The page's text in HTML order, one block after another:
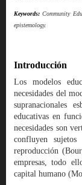
Keywords:Community
epistemology.
Introducción
Los modelos
necesidades del
supranacionales
educativas en
necesidades son
confluyen
reproducción
empresas, todo
capital humano